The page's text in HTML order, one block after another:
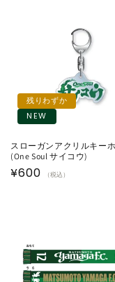
残りわずか
NEW
スローガンアクリルキー
(One Soul サイコウ)
通
¥600 （税込）